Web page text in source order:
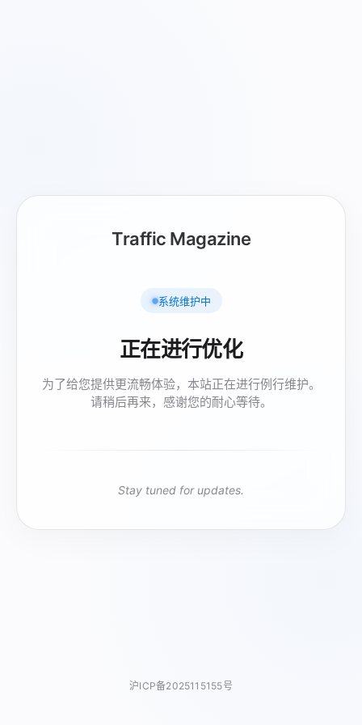
Traffic Magazine
系统维护中
正在进行优化
为了给您提供更流畅体验，本站正在进行例行维护。
请稍后再来，感谢您的耐心等待。
Stay tuned for updates.
沪ICP备2025115155号